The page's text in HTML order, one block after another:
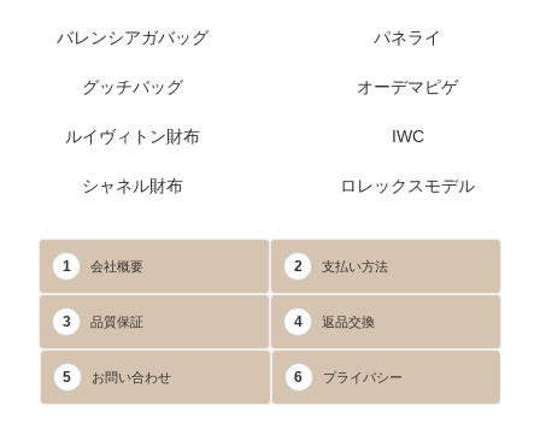
バレンシアガバッグ
グッチバッグ
ルイヴィトン財布
シャネル財布
パネライ
オーデマピゲ
IWC
ロレックスモデル
1 会社概要 2 支払い方法
3 品質保証 4 返品交換
5 お問い合わせ 6 プライバシー